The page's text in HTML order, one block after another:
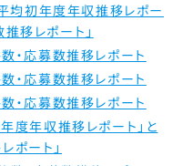
均初年度年収推移レポー
移レポート」
・応募数推移レポート
・応募数推移レポート
・応募数推移レポート
度年収推移レポート」と
ポート」